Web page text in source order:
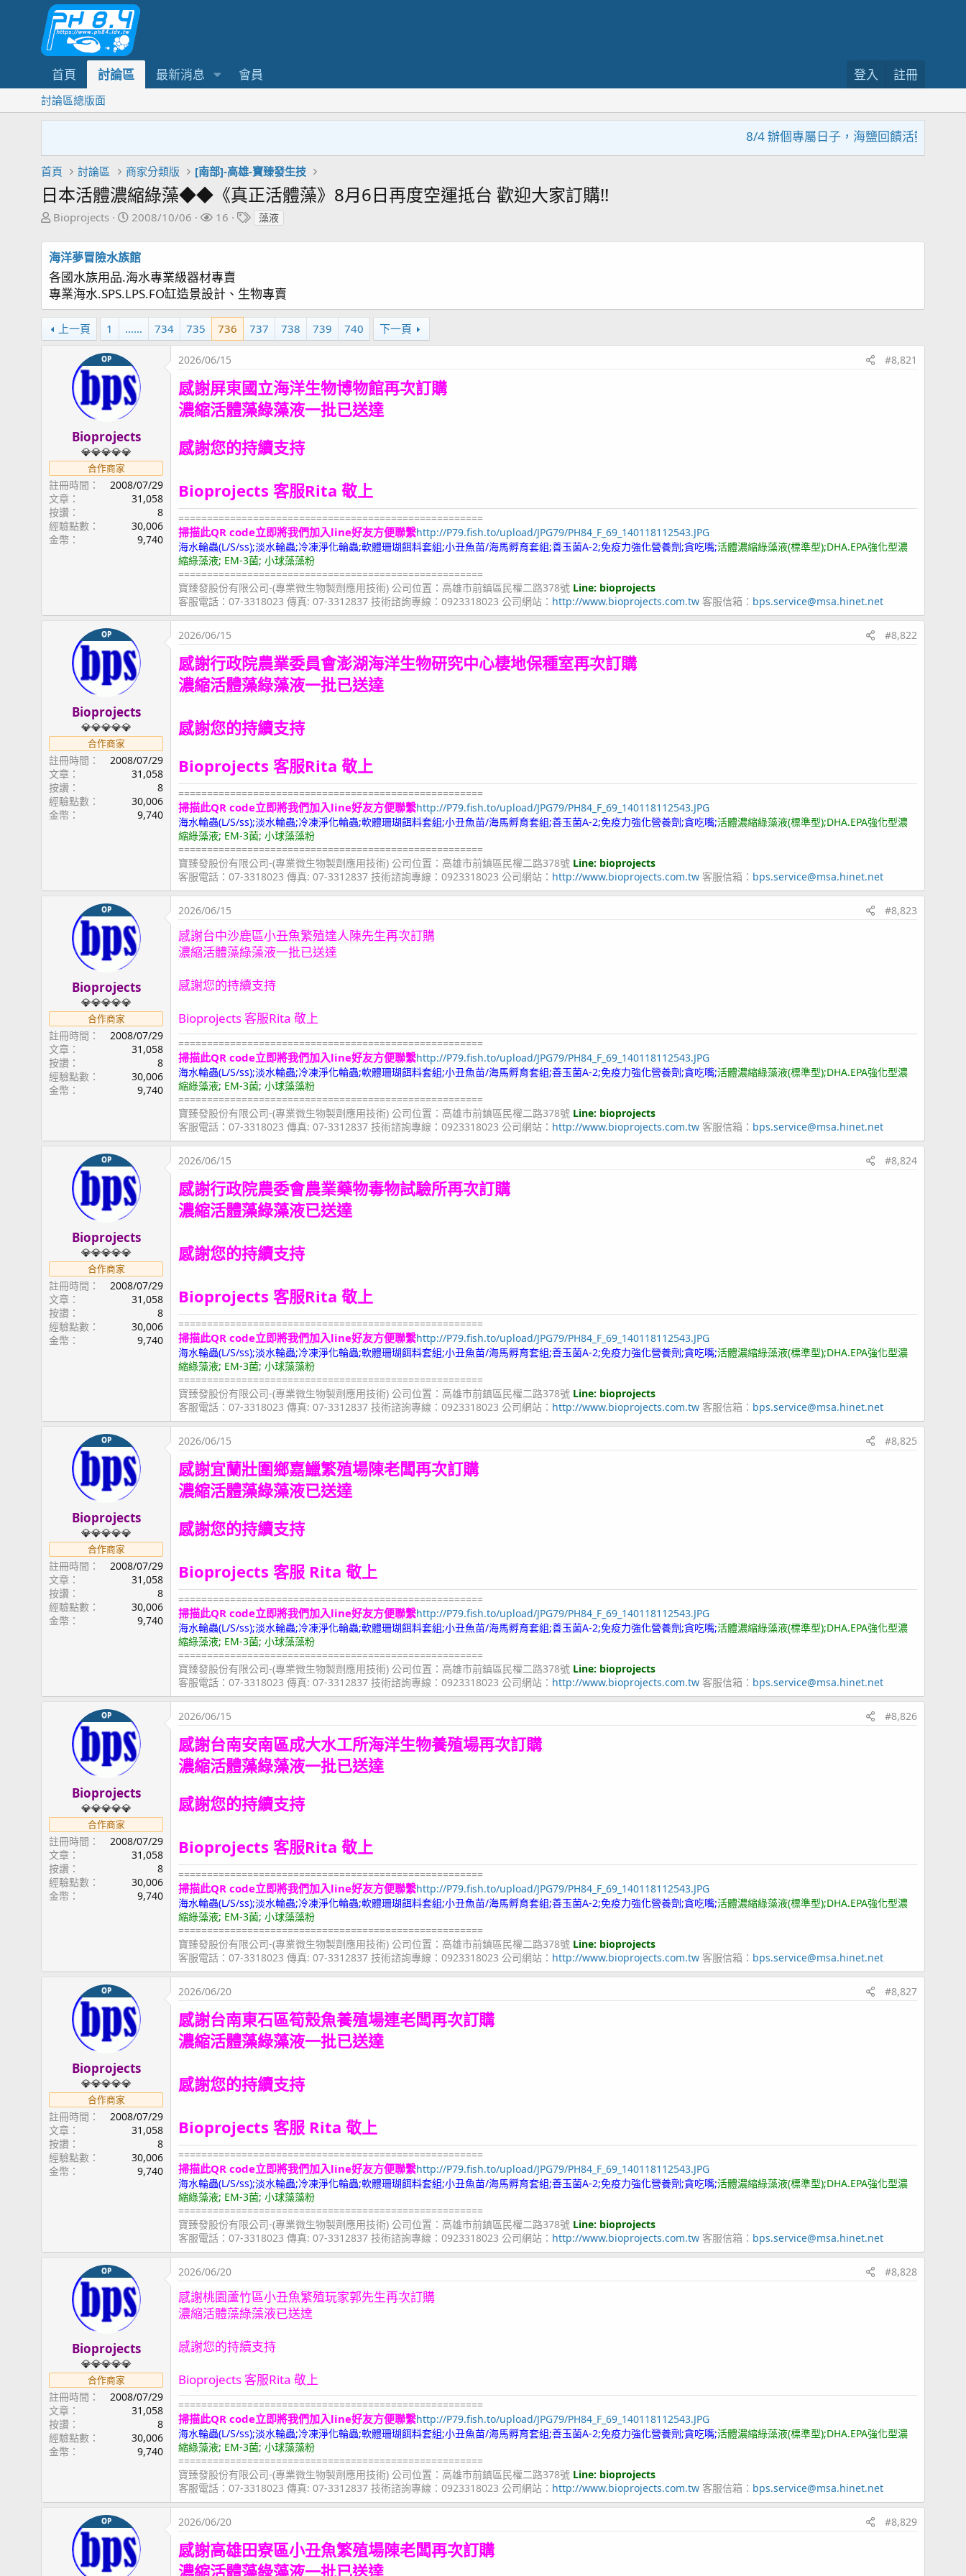
首頁 討論區 最新消息 會員 登入 註冊
討論區總版面
8/4 辦個專屬日子，海鹽回饋活動，大家趕
首頁 討論區 商家分類版 [南部]-高雄-寶臻發生技
日本活體濃縮綠藻◆◆《真正活體藻》8月6日再度空運抵台 歡迎大家訂購!!
主
發
起
人
Bioprojects
開
日
期
2008/10/06
關
者
16
標
藻液
海洋夢冒險水族館
各國水族用品.海水專業級器材專賣
專業海水.SPS.LPS.FO缸造景設計、生物專賣
上一頁 1 …… 734 735 736 737 738 739 740 下一頁
OP
Bioprojects
💎💎💎💎💎
合作商家
註冊時間
2008/07/29
文章
31,058
按讚
8
經驗點數
30,006
金幣
9,740
2026/06/15 #8,821
感謝屏東國立海洋生物博物館再次訂購
濃縮活體藻綠藻液一批已送達
感謝您的持續支持
Bioprojects 客服Rita 敬上
=====================================================
掃描此QR code立即將我們加入line好友方便聯繫http://P79.fish.to/upload/JPG79/PH84_F_69_140118112543.JPG
海水輪蟲(L/S/ss);淡水輪蟲;冷凍淨化輪蟲;軟體珊瑚餌料套組;小丑魚苗/海馬孵育套組;善玉菌A-2;免疫力強化營養劑;貪吃嘴;活體濃縮綠藻液(標準型);DHA.EPA強化型濃
縮綠藻液; EM-3菌; 小球藻藻粉
=====================================================
寶臻發股份有限公司-(專業微生物製劑應用技術) 公司位置：高雄市前鎮區民權二路378號 Line: bioprojects
客服電話：07-3318023 傳真: 07-3312837 技術諮詢專線：0923318023 公司網站： http://www.bioprojects.com.tw 客服信箱： bps.service@msa.hinet.net
OP
Bioprojects
💎💎💎💎💎
合作商家
註冊時間
2008/07/29
文章
31,058
按讚
8
經驗點數
30,006
金幣
9,740
2026/06/15 #8,822
感謝行政院農業委員會澎湖海洋生物研究中心棲地保種室再次訂購
濃縮活體藻綠藻液一批已送達
感謝您的持續支持
Bioprojects 客服Rita 敬上
=====================================================
掃描此QR code立即將我們加入line好友方便聯繫http://P79.fish.to/upload/JPG79/PH84_F_69_140118112543.JPG
海水輪蟲(L/S/ss);淡水輪蟲;冷凍淨化輪蟲;軟體珊瑚餌料套組;小丑魚苗/海馬孵育套組;善玉菌A-2;免疫力強化營養劑;貪吃嘴;活體濃縮綠藻液(標準型);DHA.EPA強化型濃
縮綠藻液; EM-3菌; 小球藻藻粉
=====================================================
寶臻發股份有限公司-(專業微生物製劑應用技術) 公司位置：高雄市前鎮區民權二路378號 Line: bioprojects
客服電話：07-3318023 傳真: 07-3312837 技術諮詢專線：0923318023 公司網站： http://www.bioprojects.com.tw 客服信箱： bps.service@msa.hinet.net
OP
Bioprojects
💎💎💎💎💎
合作商家
註冊時間
2008/07/29
文章
31,058
按讚
8
經驗點數
30,006
金幣
9,740
2026/06/15 #8,823
感謝台中沙鹿區小丑魚繁殖達人陳先生再次訂購
濃縮活體藻綠藻液一批已送達
感謝您的持續支持
Bioprojects 客服Rita 敬上
=====================================================
掃描此QR code立即將我們加入line好友方便聯繫http://P79.fish.to/upload/JPG79/PH84_F_69_140118112543.JPG
海水輪蟲(L/S/ss);淡水輪蟲;冷凍淨化輪蟲;軟體珊瑚餌料套組;小丑魚苗/海馬孵育套組;善玉菌A-2;免疫力強化營養劑;貪吃嘴;活體濃縮綠藻液(標準型);DHA.EPA強化型濃
縮綠藻液; EM-3菌; 小球藻藻粉
=====================================================
寶臻發股份有限公司-(專業微生物製劑應用技術) 公司位置：高雄市前鎮區民權二路378號 Line: bioprojects
客服電話：07-3318023 傳真: 07-3312837 技術諮詢專線：0923318023 公司網站： http://www.bioprojects.com.tw 客服信箱： bps.service@msa.hinet.net
OP
Bioprojects
💎💎💎💎💎
合作商家
註冊時間
2008/07/29
文章
31,058
按讚
8
經驗點數
30,006
金幣
9,740
2026/06/15 #8,824
感謝行政院農委會農業藥物毒物試驗所再次訂購
濃縮活體藻綠藻液已送達
感謝您的持續支持
Bioprojects 客服Rita 敬上
=====================================================
掃描此QR code立即將我們加入line好友方便聯繫http://P79.fish.to/upload/JPG79/PH84_F_69_140118112543.JPG
海水輪蟲(L/S/ss);淡水輪蟲;冷凍淨化輪蟲;軟體珊瑚餌料套組;小丑魚苗/海馬孵育套組;善玉菌A-2;免疫力強化營養劑;貪吃嘴;活體濃縮綠藻液(標準型);DHA.EPA強化型濃
縮綠藻液; EM-3菌; 小球藻藻粉
=====================================================
寶臻發股份有限公司-(專業微生物製劑應用技術) 公司位置：高雄市前鎮區民權二路378號 Line: bioprojects
客服電話：07-3318023 傳真: 07-3312837 技術諮詢專線：0923318023 公司網站： http://www.bioprojects.com.tw 客服信箱： bps.service@msa.hinet.net
OP
Bioprojects
💎💎💎💎💎
合作商家
註冊時間
2008/07/29
文章
31,058
按讚
8
經驗點數
30,006
金幣
9,740
2026/06/15 #8,825
感謝宜蘭壯圍鄉嘉鱲繁殖場陳老闆再次訂購
濃縮活體藻綠藻液已送達
感謝您的持續支持
Bioprojects 客服 Rita 敬上
=====================================================
掃描此QR code立即將我們加入line好友方便聯繫http://P79.fish.to/upload/JPG79/PH84_F_69_140118112543.JPG
海水輪蟲(L/S/ss);淡水輪蟲;冷凍淨化輪蟲;軟體珊瑚餌料套組;小丑魚苗/海馬孵育套組;善玉菌A-2;免疫力強化營養劑;貪吃嘴;活體濃縮綠藻液(標準型);DHA.EPA強化型濃
縮綠藻液; EM-3菌; 小球藻藻粉
=====================================================
寶臻發股份有限公司-(專業微生物製劑應用技術) 公司位置：高雄市前鎮區民權二路378號 Line: bioprojects
客服電話：07-3318023 傳真: 07-3312837 技術諮詢專線：0923318023 公司網站： http://www.bioprojects.com.tw 客服信箱： bps.service@msa.hinet.net
OP
Bioprojects
💎💎💎💎💎
合作商家
註冊時間
2008/07/29
文章
31,058
按讚
8
經驗點數
30,006
金幣
9,740
2026/06/15 #8,826
感謝台南安南區成大水工所海洋生物養殖場再次訂購
濃縮活體藻綠藻液一批已送達
感謝您的持續支持
Bioprojects 客服Rita 敬上
=====================================================
掃描此QR code立即將我們加入line好友方便聯繫http://P79.fish.to/upload/JPG79/PH84_F_69_140118112543.JPG
海水輪蟲(L/S/ss);淡水輪蟲;冷凍淨化輪蟲;軟體珊瑚餌料套組;小丑魚苗/海馬孵育套組;善玉菌A-2;免疫力強化營養劑;貪吃嘴;活體濃縮綠藻液(標準型);DHA.EPA強化型濃
縮綠藻液; EM-3菌; 小球藻藻粉
=====================================================
寶臻發股份有限公司-(專業微生物製劑應用技術) 公司位置：高雄市前鎮區民權二路378號 Line: bioprojects
客服電話：07-3318023 傳真: 07-3312837 技術諮詢專線：0923318023 公司網站： http://www.bioprojects.com.tw 客服信箱： bps.service@msa.hinet.net
OP
Bioprojects
💎💎💎💎💎
合作商家
註冊時間
2008/07/29
文章
31,058
按讚
8
經驗點數
30,006
金幣
9,740
2026/06/20 #8,827
感謝台南東石區筍殼魚養殖場連老闆再次訂購
濃縮活體藻綠藻液一批已送達
感謝您的持續支持
Bioprojects 客服 Rita 敬上
=====================================================
掃描此QR code立即將我們加入line好友方便聯繫http://P79.fish.to/upload/JPG79/PH84_F_69_140118112543.JPG
海水輪蟲(L/S/ss);淡水輪蟲;冷凍淨化輪蟲;軟體珊瑚餌料套組;小丑魚苗/海馬孵育套組;善玉菌A-2;免疫力強化營養劑;貪吃嘴;活體濃縮綠藻液(標準型);DHA.EPA強化型濃
縮綠藻液; EM-3菌; 小球藻藻粉
=====================================================
寶臻發股份有限公司-(專業微生物製劑應用技術) 公司位置：高雄市前鎮區民權二路378號 Line: bioprojects
客服電話：07-3318023 傳真: 07-3312837 技術諮詢專線：0923318023 公司網站： http://www.bioprojects.com.tw 客服信箱： bps.service@msa.hinet.net
OP
Bioprojects
💎💎💎💎💎
合作商家
註冊時間
2008/07/29
文章
31,058
按讚
8
經驗點數
30,006
金幣
9,740
2026/06/20 #8,828
感謝桃園蘆竹區小丑魚繁殖玩家郭先生再次訂購
濃縮活體藻綠藻液已送達
感謝您的持續支持
Bioprojects 客服Rita 敬上
=====================================================
掃描此QR code立即將我們加入line好友方便聯繫http://P79.fish.to/upload/JPG79/PH84_F_69_140118112543.JPG
海水輪蟲(L/S/ss);淡水輪蟲;冷凍淨化輪蟲;軟體珊瑚餌料套組;小丑魚苗/海馬孵育套組;善玉菌A-2;免疫力強化營養劑;貪吃嘴;活體濃縮綠藻液(標準型);DHA.EPA強化型濃
縮綠藻液; EM-3菌; 小球藻藻粉
=====================================================
寶臻發股份有限公司-(專業微生物製劑應用技術) 公司位置：高雄市前鎮區民權二路378號 Line: bioprojects
客服電話：07-3318023 傳真: 07-3312837 技術諮詢專線：0923318023 公司網站： http://www.bioprojects.com.tw 客服信箱： bps.service@msa.hinet.net
OP 2026/06/20 #8,829
感謝高雄田寮區小丑魚繁殖場陳老闆再次訂購
濃縮活體藻綠藻液一批已送達